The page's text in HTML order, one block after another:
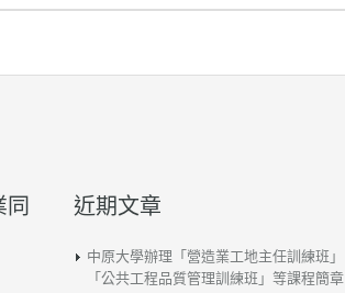
同
近期文章
中原大學辦理「營造業工地主任訓練班」
「公共工程品質管理訓練班」等課程簡章